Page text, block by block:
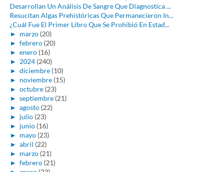
Desarrollan Un Análisis De Sangre Que Diagnostica ...
Resucitan Algas Prehistóricas Que Permanecieron In...
¿Cuál Fue El Primer Libro Que Se Prohibió En Estad...
► marzo (20)
► febrero (20)
► enero (16)
► 2024 (240)
► diciembre (10)
► noviembre (15)
► octubre (23)
► septiembre (21)
► agosto (22)
► julio (23)
► junio (16)
► mayo (23)
► abril (22)
► marzo (21)
► febrero (21)